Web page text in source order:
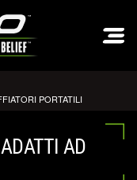
PORTATILI
AD